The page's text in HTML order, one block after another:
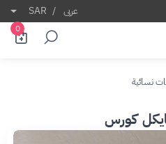
عربى /
SAR
0
نسائية
كورس